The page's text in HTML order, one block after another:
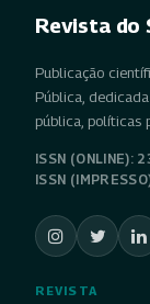
Revista do
Publicação
Pública,
pública, políticas
ISSN (ONLINE):
ISSN
REVISTA